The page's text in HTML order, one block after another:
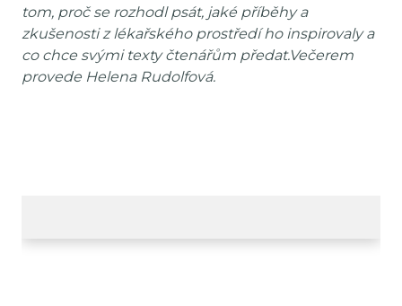
tom, proč se rozhodl psát, jaké příběhy a
zkušenosti z lékařského prostředí ho inspirovaly a
co chce svými texty čtenářům předat.Večerem
provede Helena Rudolfová.